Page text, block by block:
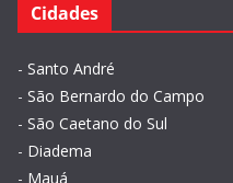
Cidades
- Santo André
- São Bernardo do Campo
- São Caetano do Sul
- Diadema
- Mauá